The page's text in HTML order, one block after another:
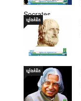
Socrates
21 Oct 2025
ឃ្លាំង​គំនិត
ឃ្លាំង​គំនិត